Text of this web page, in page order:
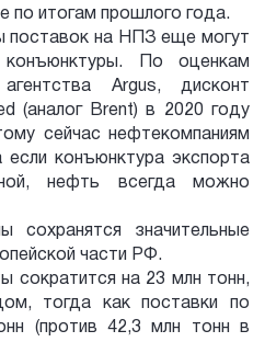
по итогам прошлого года.
поставок на НПЗ еще могут
По оценкам
агентства Argus, дисконт
(аналог Brent) в 2020 году
сейчас нефтекомпаниям
конъюнктура экспорта
нефть всегда можно
значительные
части РФ.
сократится на 23 млн тонн,
тогда как поставки по
(против 42,3 млн тонн в